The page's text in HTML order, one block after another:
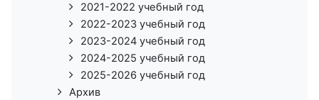
2021-2022 учебный год
2022-2023 учебный год
2023-2024 учебный год
2024-2025 учебный год
2025-2026 учебный год
Архив